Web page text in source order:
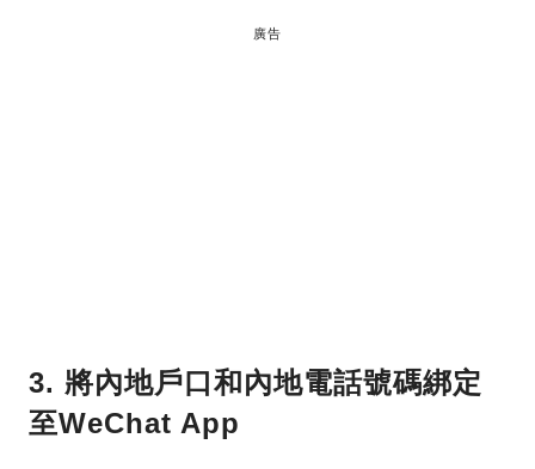
廣告
3. 將內地戶口和內地電話號碼綁定
至WeChat App